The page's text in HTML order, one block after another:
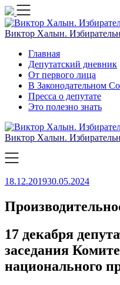
Skip
to
content
Виктор Халын.
Главная
Депутатский дневник
От первого лица
В Законодательном
Пресса о депутате
Это полезно знать
Виктор Халын.
18.12.201930.05.2024
17 декабря
заседания
национального